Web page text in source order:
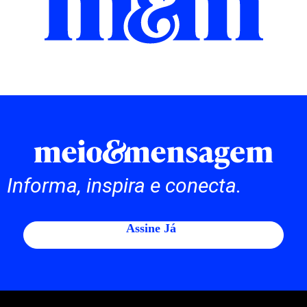
Informa, inspira e conecta.
Assine Já